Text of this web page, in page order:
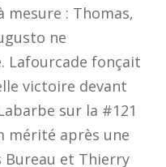
: Thomas,
ne
Lafourcade fonçait
victoire devant
sur la #121
mérité après une
et Thierry